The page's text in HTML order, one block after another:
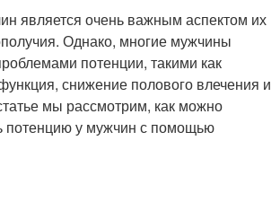
является очень важным аспектом их
Однако, многие мужчины
потенции, такими как
снижение полового влечения и
мы рассмотрим, как можно
потенцию у мужчин с помощью